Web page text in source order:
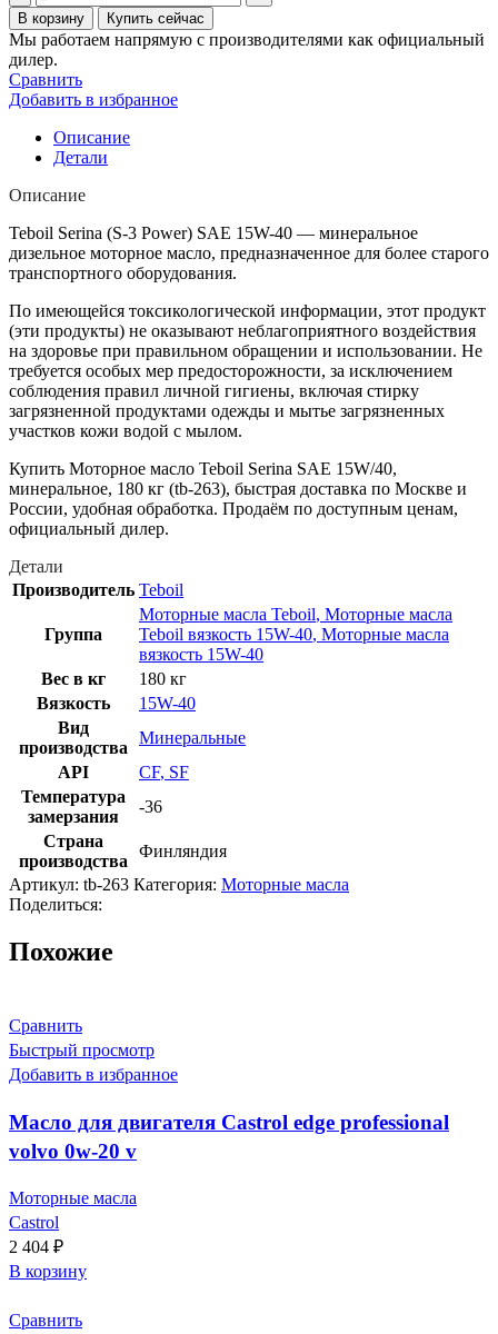
товара
Моторное
масло
Teboil
Serina
SAE
15W/40,
минеральное,
180
кг
263)
В корзину Купить сейчас
Мы работаем напрямую с производителями как официальный
дилер.
Сравнить
Добавить в избранное
Описание
Детали
Описание
Teboil Serina (S-3 Power) SAE 15W-40 — минеральное
дизельное моторное масло, предназначенное для более старого
транспортного оборудования.
По имеющейся токсикологической информации, этот продукт
(эти продукты) не оказывают неблагоприятного воздействия
на здоровье при правильном обращении и использовании. Не
требуется особых мер предосторожности, за исключением
соблюдения правил личной гигиены, включая стирку
загрязненной продуктами одежды и мытье загрязненных
участков кожи водой с мылом.
Купить Моторное масло Teboil Serina SAE 15W/40,
минеральное, 180 кг (tb-263), быстрая доставка по Москве и
России, удобная обработка. Продаём по доступным ценам,
официальный дилер.
Детали
Производитель Teboil
Группа
Моторные масла Teboil, Моторные масла
Teboil вязкость 15W-40, Моторные масла
вязкость 15W-40
Вес в кг
180 кг
Вязкость
15W-40
Вид
производства
Минеральные
API
CF, SF
Температура
замерзания
-36
Страна
производства
Финляндия
Артикул: tb-263 Категория: Моторные масла
Поделиться:
Похожие
Сравнить
Быстрый просмотр
Добавить в избранное
Масло для двигателя Castrol edge professional
volvo 0w-20 v
Моторные масла
Castrol
2 404 ₽
В корзину
Сравнить